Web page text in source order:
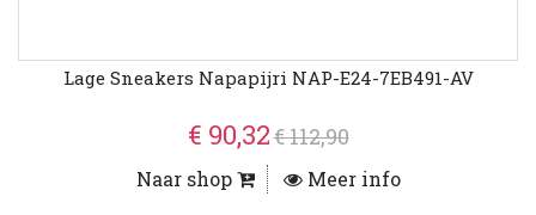
Lage Sneakers Napapijri NAP-E24-7EB491-AV
€ 90,32€ 112,90
Naar shop Meer info